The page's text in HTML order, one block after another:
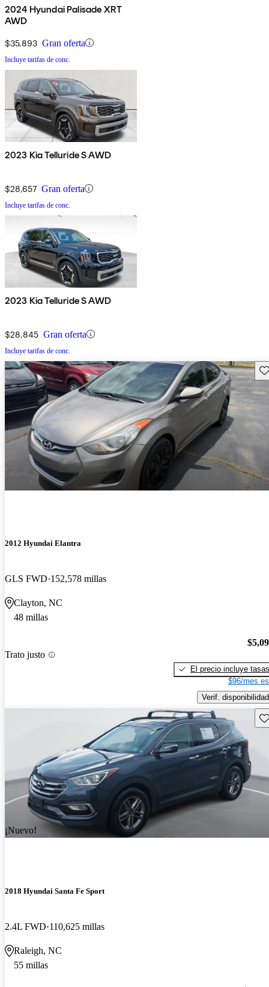
2024 Hyundai Palisade XRT
AWD
$35,893 Gran oferta
Incluye tarifas de conc.
2023 Kia Telluride S AWD
$28,657 Gran oferta
Incluye tarifas de conc.
2023 Kia Telluride S AWD
$28,845 Gran oferta
Incluye tarifas de conc.
2012 Hyundai Elantra
GLS FWD 152,578 millas
Clayton, NC
48 millas
Trato justo
El precio incluye tasas
$96/mes
Verif. disponibilidad
¡Nuevo!
2018 Hyundai Santa Fe Sport
2.4L FWD 110,625 millas
Raleigh, NC
55 millas